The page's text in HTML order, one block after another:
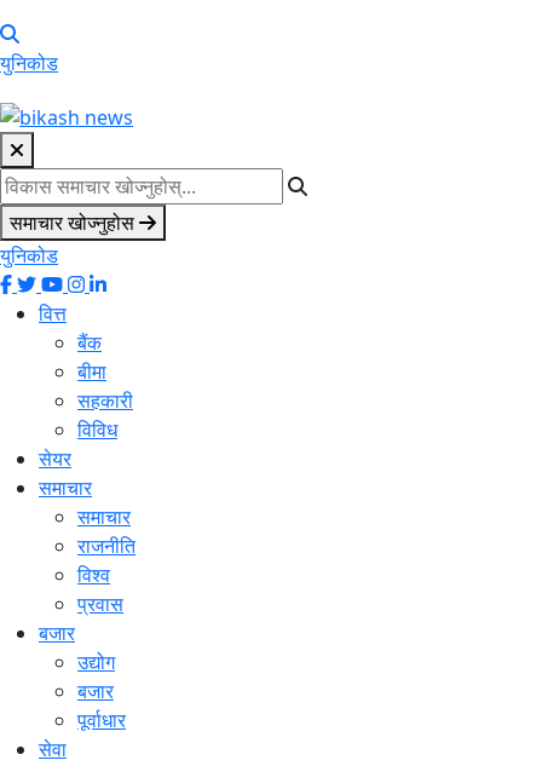
युनिकोड
समाचार खोज्नुहोस
युनिकोड
वित्त
बैंक
बीमा
सहकारी
विविध
सेयर
समाचार
समाचार
राजनीति
विश्व
प्रवास
बजार
उद्योग
बजार
पूर्वाधार
सेवा